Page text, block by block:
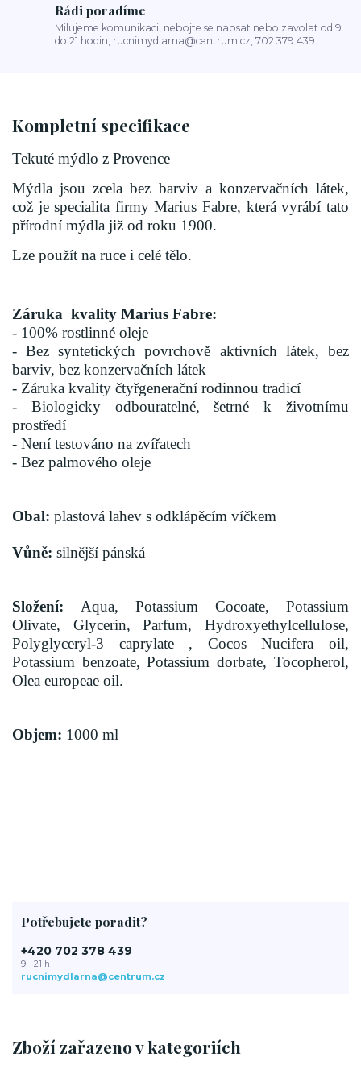
Rádi poradíme
Milujeme komunikaci, nebojte se napsat nebo zavolat od 9
do 21 hodin, rucnimydlarna@centrum.cz, 702 379 439.
Kompletní specifikace
Tekuté mýdlo z Provence
Mýdla jsou zcela bez barviv a konzervačních látek,
což je specialita firmy Marius Fabre, která vyrábí tato
přírodní mýdla již od roku 1900.
Lze použít na ruce i celé tělo.
Záruka kvality Marius Fabre:
- 100% rostlinné oleje
- Bez syntetických povrchově aktivních látek, bez
barviv, bez konzervačních látek
- Záruka kvality čtyřgenerační rodinnou tradicí
- Biologicky odbouratelné, šetrné k životnímu
prostředí
- Není testováno na zvířatech
- Bez palmového oleje
Obal: plastová lahev s odklápěcím víčkem
Vůně: silnější pánská
Složení: Aqua, Potassium Cocoate, Potassium
Olivate, Glycerin, Parfum, Hydroxyethylcellulose,
Polyglyceryl-3 caprylate , Cocos Nucifera oil,
Potassium benzoate, Potassium dorbate, Tocopherol,
Olea europeae oil.
Objem: 1000 ml
Zboží zařazeno v kategoriích
Potřebujete poradit?
+420 702 378 439
9 - 21 h
rucnimydlarna@centrum.cz